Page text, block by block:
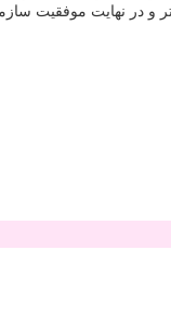
و در نهایت موفقیت